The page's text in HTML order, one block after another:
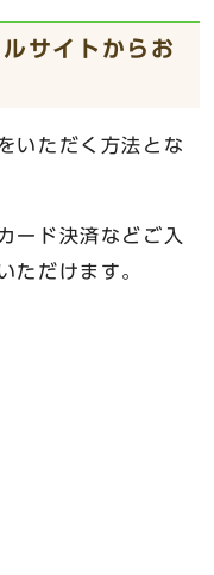
サイトからお
いただく方法とな
ード決済などご入
ただけます。